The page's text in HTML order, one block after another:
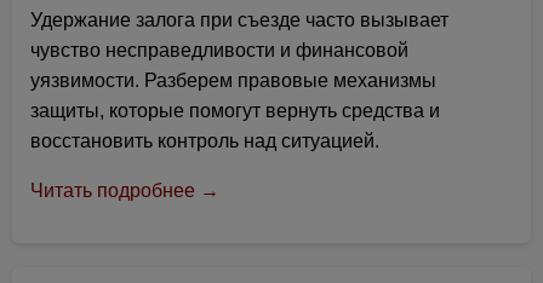
Удержание залога при съезде часто вызывает
чувство несправедливости и финансовой
уязвимости. Разберем правовые механизмы
защиты, которые помогут вернуть средства и
восстановить контроль над ситуацией.
Читать подробнее →